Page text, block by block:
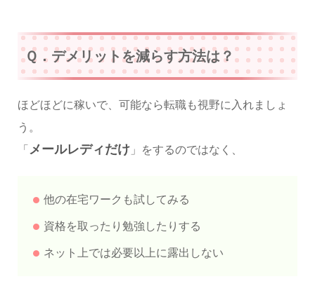
Ｑ．デメリットを減らす方法は？
ほどほどに稼いで、可能なら転職も視野に入れましょ
う。
「 メールレディだけ」をするのではなく、
他の在宅ワークも試してみる
資格を取ったり勉強したりする
ネット上では必要以上に露出しない